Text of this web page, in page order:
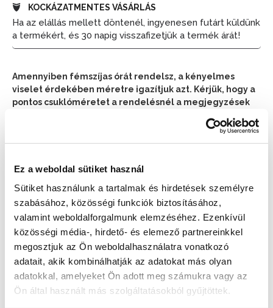
Ez a weboldal sütiket használ
Sütiket használunk a tartalmak és hirdetések személyre
szabásához, közösségi funkciók biztosításához,
valamint weboldalforgalmunk elemzéséhez. Ezenkívül
közösségi média-, hirdető- és elemező partnereinkkel
megosztjuk az Ön weboldalhasználatra vonatkozó
adatait, akik kombinálhatják az adatokat más olyan
adatokkal, amelyeket Ön adott meg számukra vagy az
Ön által használt más szolgáltatásokból gyűjtöttek.
KOCKÁZATMENTES VÁSÁRLÁS
Ha az elállás mellett döntenél, ingyenesen futárt küldünk
a termékért, és 30 napig visszafizetjük a termék árát!
Amennyiben fémszíjas órát rendelsz, a kényelmes
viselet érdekében méretre igazítjuk azt. Kérjük, hogy a
pontos csuklóméretet a rendelésnél a megjegyzések
Augusztus 11. (Kedd)📦
Készleten:RAKTÁRON
49 900 Ft 47 405 Ft
Az elmúlt 30 nap legjobb ára: 47 405 Ft